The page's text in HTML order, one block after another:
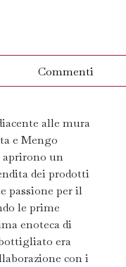
Commenti
alle mura
e Mengo
un
dei prodotti
passione per il
le prime
enoteca di
era
con i